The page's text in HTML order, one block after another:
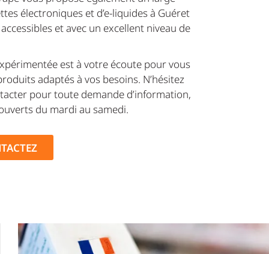
électroniques et d’e-liquides à Guéret
et avec un excellent niveau de
est à votre écoute pour vous
adaptés à vos besoins. N’hésitez
pour toute demande d’information,
du mardi au samedi.